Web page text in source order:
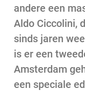
andere een
Aldo Ciccolini,
sinds jaren
is er een
Amsterdam
een speciale